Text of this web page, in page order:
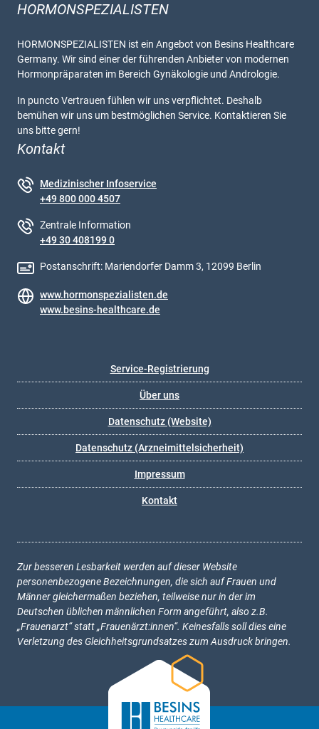
HORMONSPEZIALISTEN
HORMONSPEZIALISTEN ist ein Angebot von Besins Healthcare
Germany. Wir sind einer der führenden Anbieter von modernen
Hormonpräparaten im Bereich Gynäkologie und Andrologie.
In puncto Vertrauen fühlen wir uns verpflichtet. Deshalb
bemühen wir uns um bestmöglichen Service. Kontaktieren Sie
uns bitte gern!
Kontakt
Medizinischer Infoservice
+49 800 000 4507
Zentrale Information
+49 30 408199 0
Postanschrift: Mariendorfer Damm 3, 12099 Berlin
www.hormonspezialisten.de
www.besins-healthcare.de
Service-Registrierung
Über uns
Datenschutz (Website)
Datenschutz (Arzneimittelsicherheit)
Impressum
Kontakt
Zur besseren Lesbarkeit werden auf dieser Website
personenbezogene Bezeichnungen, die sich auf Frauen und
Männer gleichermaßen beziehen, teilweise nur in der im
Deutschen üblichen männlichen Form angeführt, also z.B.
„Frauenarzt“ statt „Frauenärzt:innen“. Keinesfalls soll dies eine
Verletzung des Gleichheitsgrundsatzes zum Ausdruck bringen.